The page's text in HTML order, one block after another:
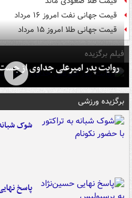
قیمت جهانی نفت امروز ۱۶ مرداد
قیمت جهانی طلا امروز ۱۵ مرداد
فیلم برگزیده
روایت پدر امیرعلی جداوی از
برگزیده ورزشی
شوک
پاسخ